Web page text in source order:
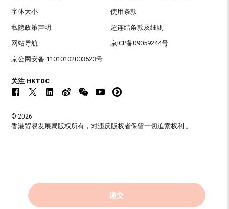
递交
字体大小 使用条款
私隐政策声明 超连结条款及细则
网站导航 京ICP备09059244号
京公网安备 11010102003523号
关注 HKTDC
© 2026
香港贸易发展局版权所有，对违反版权者保留一切追索权利 。